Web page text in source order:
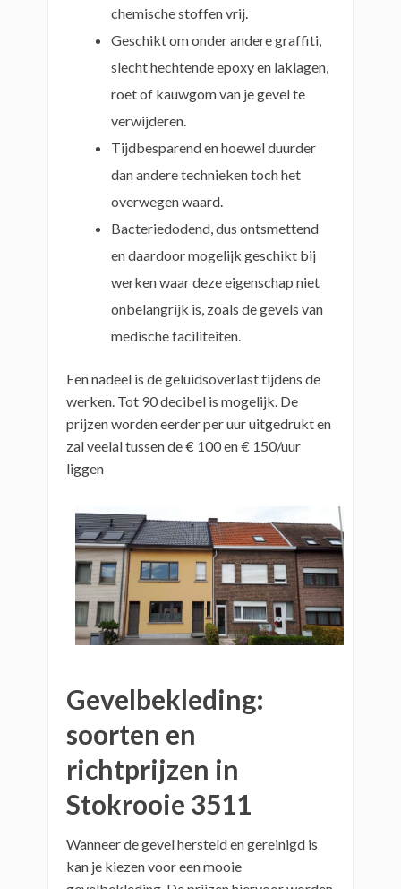
chemische stoffen vrij.
Geschikt om onder andere graffiti,
slecht hechtende epoxy en laklagen,
roet of kauwgom van je gevel te
verwijderen.
Tijdbesparend en hoewel duurder
dan andere technieken toch het
overwegen waard.
Bacteriedodend, dus ontsmettend
en daardoor mogelijk geschikt bij
werken waar deze eigenschap niet
onbelangrijk is, zoals de gevels van
medische faciliteiten.
Een nadeel is de geluidsoverlast tijdens de
werken. Tot 90 decibel is mogelijk. De
prijzen worden eerder per uur uitgedrukt en
zal veelal tussen de € 100 en € 150/uur
liggen
Gevelbekleding:
soorten en
richtprijzen in
Stokrooie 3511
Wanneer de gevel hersteld en gereinigd is
kan je kiezen voor een mooie